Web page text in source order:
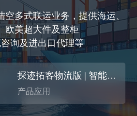
空多式联运业务，提供海运、
欧美超大件及整柜
询及进出口代理等
探迹拓客物流版 | 智能CRM
产品应用